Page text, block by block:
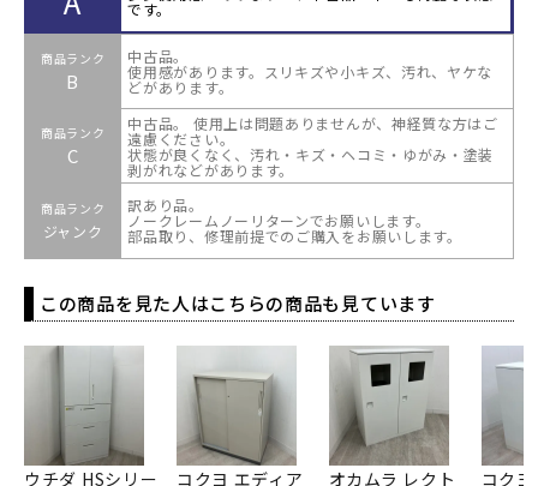
です。
商品ランク
B
中古品。
使用感があります。スリキズや小キズ、汚れ、ヤケな
どがあります。
商品ランク
C
中古品。 使用上は問題ありませんが、神経質な方はご
遠慮ください。
状態が良くなく、汚れ・キズ・ヘコミ・ゆがみ・塗装
剥がれなどがあります。
商品ランク
ジャンク
訳あり品。
ノークレームノーリターンでお願いします。
部品取り、修理前提でのご購入をお願いします。
この商品を見た人はこちらの商品も見ています
ウチダ HSシリー
コクヨ エディア
オカムラ レクト
コク